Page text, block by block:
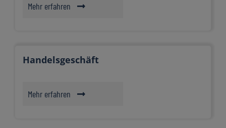
Mehr erfahren
Handelsgeschäft
Mehr erfahren